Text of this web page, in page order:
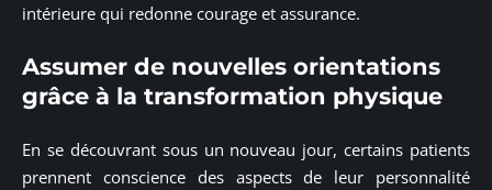
intérieure qui redonne courage et assurance.
Assumer de nouvelles orientations
grâce à la transformation physique
En se découvrant sous un nouveau jour, certains patients
prennent conscience des aspects de leur personnalité